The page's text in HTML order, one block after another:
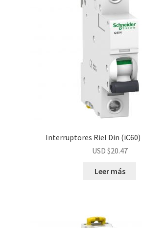
Interruptores Riel Din (iC60)
USD $20.47
Leer más